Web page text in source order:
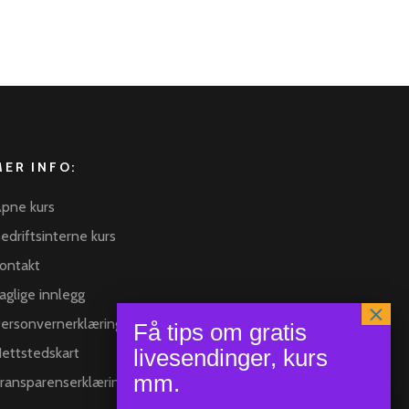
INFO:
kurs
kurs
innlegg